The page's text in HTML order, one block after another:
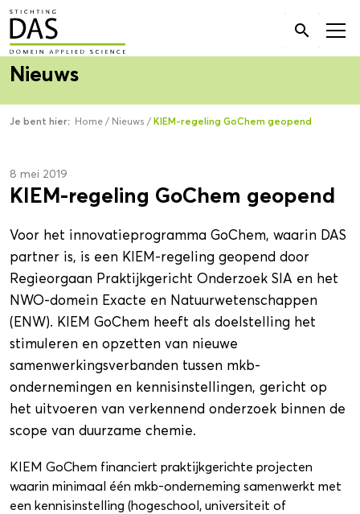
Zoek
naar:

Nieuws
Je bent hier: Home / Nieuws / KIEM-regeling GoChem geopend
8 mei 2019
KIEM-regeling GoChem geopend
Voor het innovatieprogramma GoChem, waarin DAS
partner is, is een KIEM-regeling geopend door
Regieorgaan Praktijkgericht Onderzoek SIA en het
NWO-domein Exacte en Natuurwetenschappen
(ENW). KIEM GoChem heeft als doelstelling het
stimuleren en opzetten van nieuwe
samenwerkingsverbanden tussen mkb-
ondernemingen en kennisinstellingen, gericht op
het uitvoeren van verkennend onderzoek binnen de
scope van duurzame chemie.
KIEM GoChem financiert praktijkgerichte projecten
waarin minimaal één mkb-onderneming samenwerkt met
een kennisinstelling (hogeschool, universiteit of